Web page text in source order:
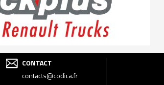
CONTACT
contacts@codica.fr